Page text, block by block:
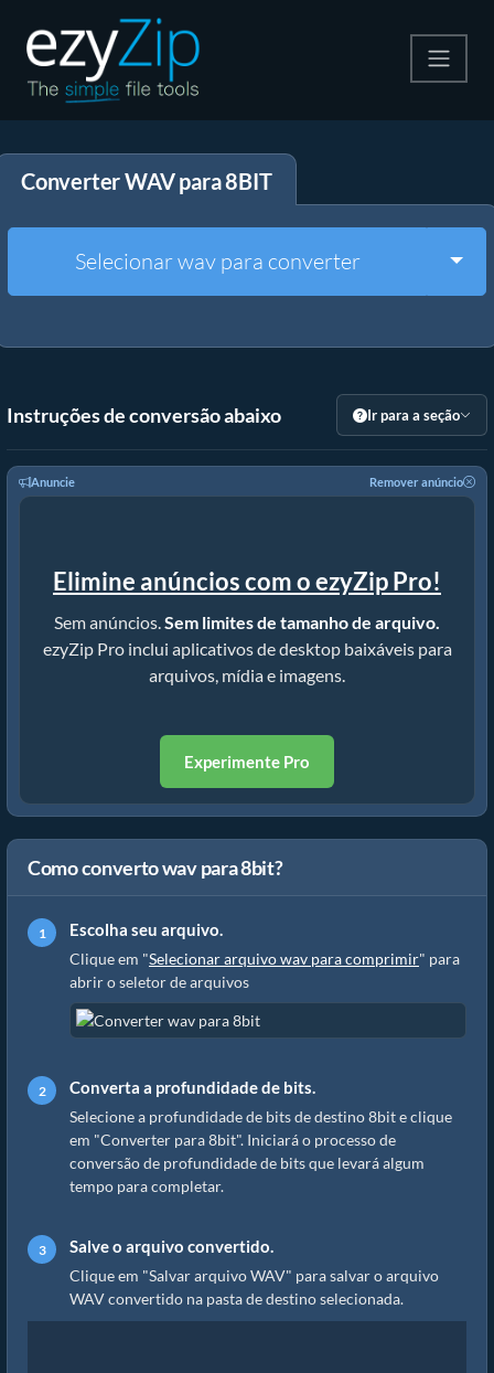
Descompactar
Outras Ferramentas
Converter WAV para 8BIT
Selecionar wav para converter
Instruções de conversão abaixo Ir para a seção
Anuncie Remover anúncio
Elimine anúncios com o ezyZip Pro!
Sem anúncios.Sem limites de tamanho de arquivo.
ezyZip Pro inclui aplicativos de desktop baixáveis para
arquivos, mídia e imagens.
Experimente Pro
Como converto wav para 8bit?
Escolha seu arquivo.
Clique em "Selecionar arquivo wav para comprimir" para
abrir o seletor de arquivos
Converta a profundidade de bits.
Selecione a profundidade de bits de destino 8bit e clique
em "Converter para 8bit". Iniciará o processo de
conversão de profundidade de bits que levará algum
tempo para completar.
Salve o arquivo convertido.
Clique em "Salvar arquivo WAV" para salvar o arquivo
WAV convertido na pasta de destino selecionada.